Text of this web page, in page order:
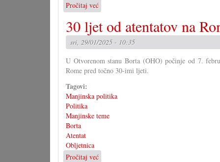
Pročitaj već
Ča
potribuju
narodne
grupe
buduće
vlade?
30 ljet od atentatov na
sri, 29/01/2025 - 10:35
U Otvorenom stanu Borta (OHO) počinje od 7.
Rome pred točno 30-imi ljeti.
Tagovi:
Manjinska politika
Politika
Manjinske teme
Borta
Atentat
Obljetnica
Pročitaj već